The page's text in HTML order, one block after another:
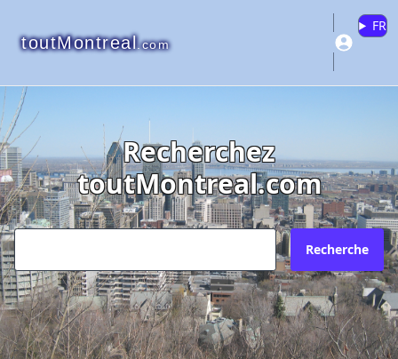
toutMontreal.com
FR
Recherchez
toutMontreal.com
Recherche